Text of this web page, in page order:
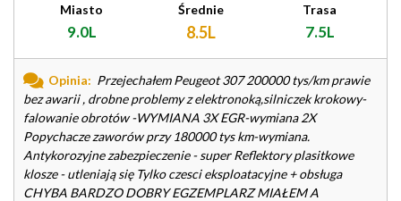
Miasto
9.0L
Średnie
8.5L
Trasa
7.5L
Opinia: Przejechałem Peugeot 307 200000 tys/km prawie
bez awarii , drobne problemy z elektronoką,silniczek krokowy-
falowanie obrotów -WYMIANA 3X EGR-wymiana 2X
Popychacze zaworów przy 180000 tys km-wymiana.
Antykorozyjne zabezpieczenie - super Reflektory plasitkowe
klosze - utleniają się Tylko czesci eksploatacyjne + obsługa
CHYBA BARDZO DOBRY EGZEMPLARZ MIAŁEM A